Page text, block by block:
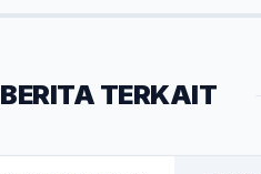
BERITA TERKAIT